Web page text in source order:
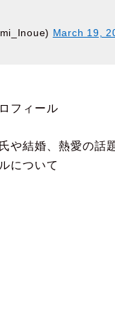
March 19,
フィール
や結婚、熱愛の話
について